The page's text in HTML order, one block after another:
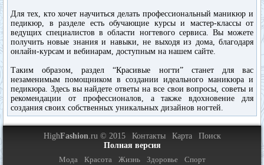
Для тех, кто хочет научиться делать профессиональный маникюр и
педикюр, в разделе есть обучающие курсы и мастер-классы от
ведущих специалистов в области ногтевого сервиса. Вы можете
получить новые знания и навыки, не выходя из дома, благодаря
онлайн-курсам и вебинарам, доступным на нашем сайте.
Таким образом, раздел “Красивые ногти” станет для вас
незаменимым помощником в создании идеального маникюра и
педикюра. Здесь вы найдете ответы на все свои вопросы, советы и
рекомендации от профессионалов, а также вдохновение для
создания своих собственных уникальных дизайнов ногтей.
HighFashion.ru © 2015 Контакты Карта
Поиск
Полная версия
Мода
Красота Жизнь Здоровье Спорт